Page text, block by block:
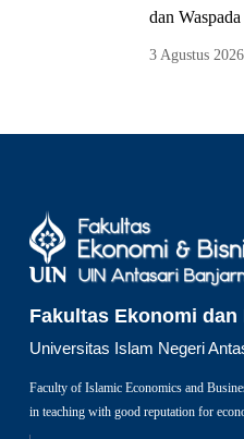
dan
3 Agustus 2026
Fakultas Ekonomi
Universitas Islam Negeri
Faculty of Islamic Economics and
in teaching with good reputation for